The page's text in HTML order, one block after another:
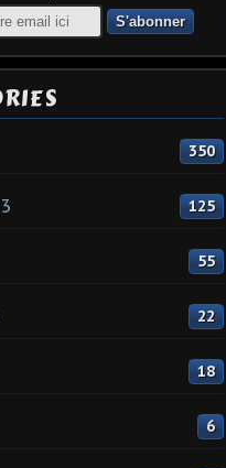
350
125
55
22
18
6